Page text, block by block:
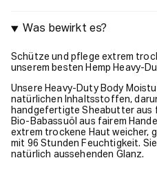
Was bewirkt es?
Schütze und pflege extrem
unserem besten Hemp Heavy-
Unsere Heavy-Duty Body
natürlichen Inhaltsstoffen,
handgefertigte Sheabutter aus
Bio-Babassuöl aus fairem
extrem trockene Haut weicher,
mit 96 Stunden Feuchtigkeit.
natürlich aussehenden Glanz.